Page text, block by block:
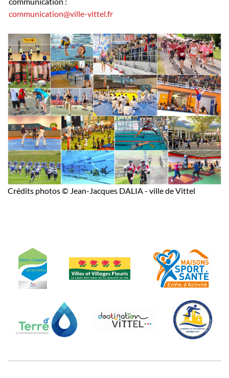
communication@ville-vittel.fr
Crédits photos © Jean-Jacques DALIA - ville de Vittel